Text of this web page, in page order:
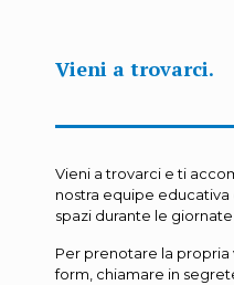
Vieni a trovarci.
Vieni a trovarci e ti
nostra equipe educativa
spazi durante le giornate
Per prenotare la
form, chiamare in